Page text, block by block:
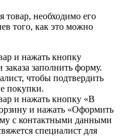
необходимо его
того, как это можно
и нажать кнопку
заполнить форму.
чтобы подтвердить
покупки.
и нажать кнопку «В
и нажать «Оформить
с контактными данными
специалист для